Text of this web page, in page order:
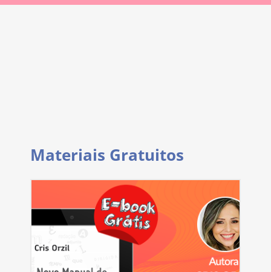
Materiais Gratuitos